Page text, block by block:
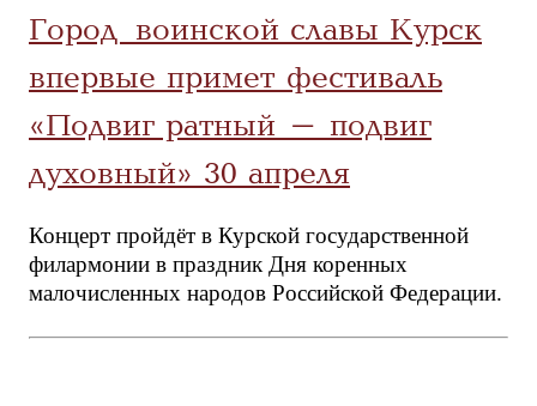
Город воинской славы Курск
впервые примет фестиваль
«Подвиг ратный – подвиг
духовный» 30 апреля
Концерт пройдёт в Курской государственной
филармонии в праздник Дня коренных
малочисленных народов Российской Федерации.